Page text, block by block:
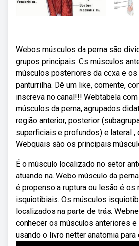
Webos músculos da perna são
grupos principais: Os músculos
músculos posteriores da coxa e
panturrilha. Dê um like, comente,
inscreva no canal!!! Webtabela
músculos da perna, agrupados
região anterior, posterior
superficiais e profundos) e lateral ,
Webquais são os principais
É o músculo localizado no setor
atuando na. Webo músculo da
é propenso a ruptura ou lesão é os
isquiotibiais. Os músculos
localizados na parte de trás.
conhecer os músculos anteriores e
usando o livro netter anatomia para